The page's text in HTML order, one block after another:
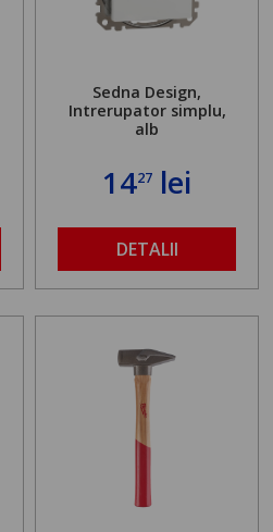
Sedna Design,
Intrerupator simplu,
alb
1427 lei
DETALII